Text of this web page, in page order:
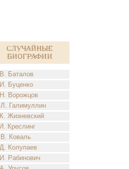
Случайные
биографии
Баталов
Буценко
Ворожцов
Галимуллин
Жизневский
Креслинг
Коваль
Колупаев
Рабинович